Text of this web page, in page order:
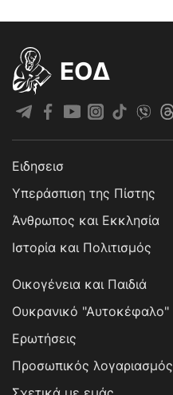
EOΔ
Ειδησεισ
Υπεράσπιση της Πίστης
Άνθρωπος και Εκκλησία
Ιστορία και Πολιτισμός
Οικογένεια και Παιδιά
Ουκρανικό "Αυτοκέφαλο"
Ερωτήσεις
Προσωπικός λογαριασμός